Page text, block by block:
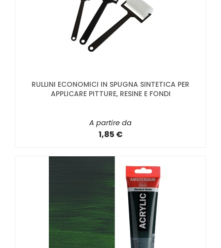
RULLINI ECONOMICI IN SPUGNA SINTETICA PER
APPLICARE PITTURE, RESINE E FONDI
A partire da
1,85 €